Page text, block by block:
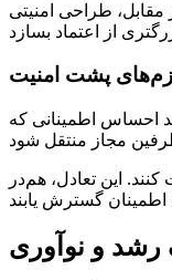
طراحی امنیتی
پشت امنیت
احساس اطمینانی که
این تعادل، هم‌در
رشد و نوآوری